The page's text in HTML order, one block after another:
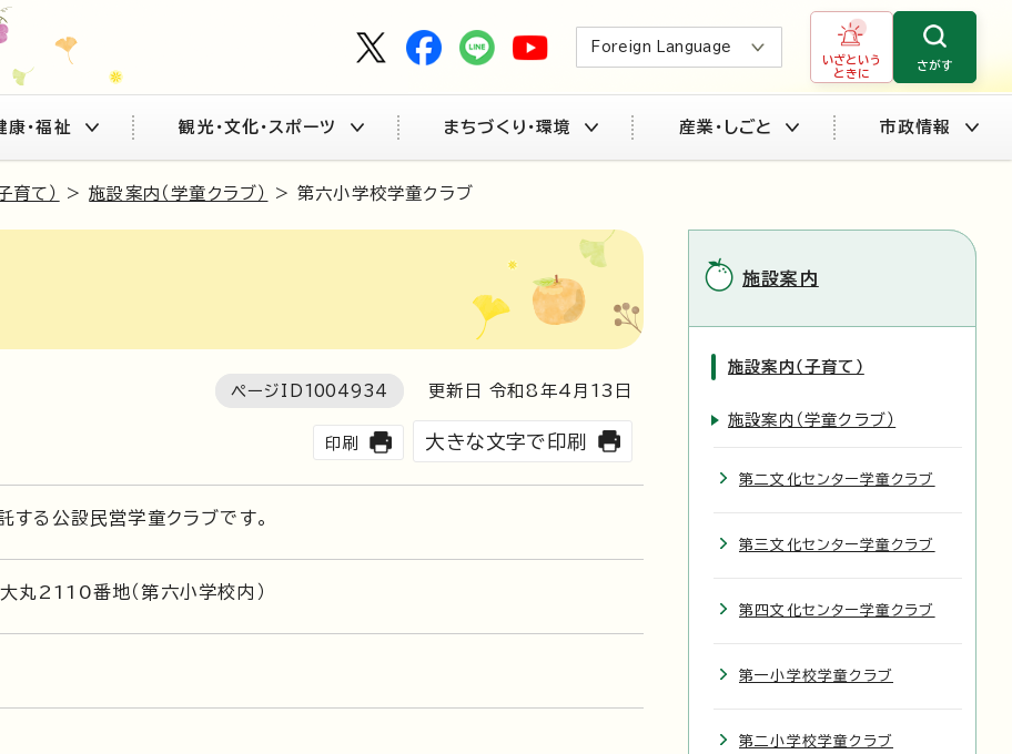
Foreign Language
いざという
ときに
さがす
康・福祉 観光・文化・スポーツ まちづくり・環境 産業・しごと 市政情報
育て） >施設案内（学童クラブ） > 第六小学校学童クラブ
ページID 1004934 更新日 令和8年4月 13 日
印刷 大きな文字で印刷
する公設民営学童クラブです。
2110番地（第六小学校内）
施設案内
施設案内（子育て）
施設案内（学童クラブ）
第二文化センター学童クラブ
第三文化センター学童クラブ
第四文化センター学童クラブ
第一小学校学童クラブ
第二小学校学童クラブ